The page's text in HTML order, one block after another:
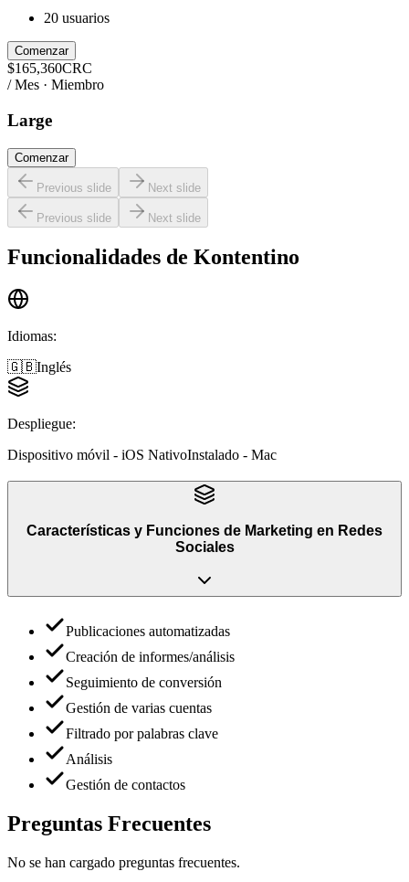
20 usuarios
Comenzar
$165,360CRC
/ Mes · Miembro
Large
Comenzar
Previous slide Next slide
Previous slide Next slide
Funcionalidades de Kontentino
Idiomas:
🇬🇧Inglés
Despliegue:
Dispositivo móvil - iOS NativoInstalado - Mac
Características y Funciones de Marketing en Redes
Sociales
Publicaciones automatizadas
Creación de informes/análisis
Seguimiento de conversión
Gestión de varias cuentas
Filtrado por palabras clave
Análisis
Gestión de contactos
Preguntas Frecuentes
No se han cargado preguntas frecuentes.